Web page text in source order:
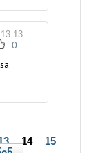
0
14
15